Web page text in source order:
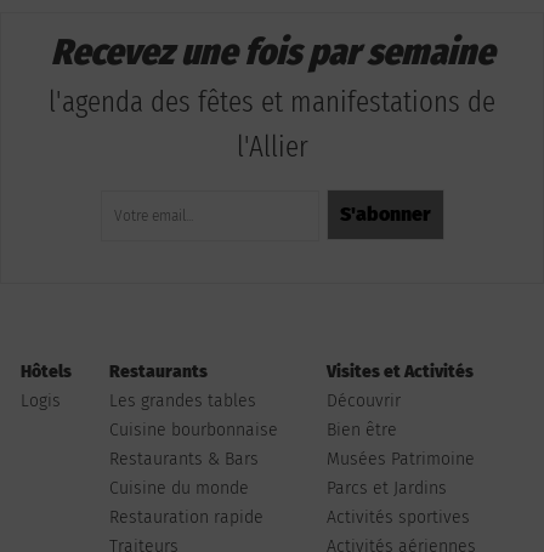
Recevez une fois par semaine
l'agenda des fêtes et manifestations de
l'Allier
Hôtels
Logis
Restaurants
Les grandes tables
Cuisine bourbonnaise
Restaurants & Bars
Cuisine du monde
Restauration rapide
Traiteurs
Visites et Activités
Découvrir
Bien être
Musées Patrimoine
Parcs et Jardins
Activités sportives
Activités aériennes